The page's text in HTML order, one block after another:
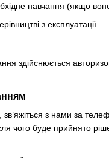
навчання (якщо
з експлуатації.
здійснюється
з нами за
чого буде прийнято